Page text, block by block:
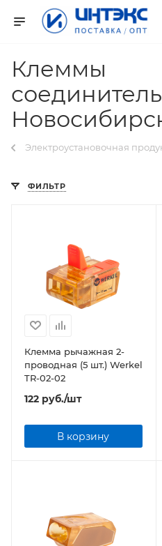
Клеммы
Электроустановочная
ФИЛЬТР
Клемма рычажная 2-
проводная (5 шт.) Werkel
TR-02-02
122 руб./шт
В корзину